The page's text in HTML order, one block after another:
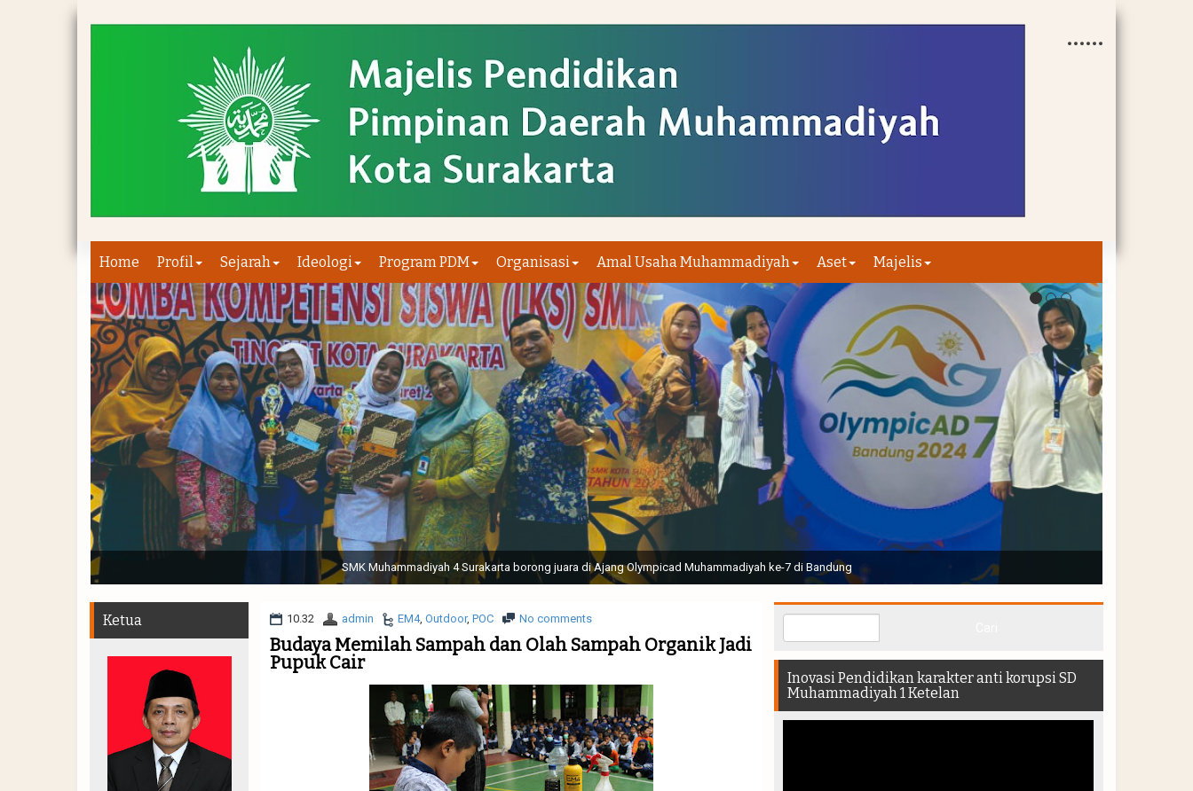
Home Profil Sejarah Ideologi Program PDM Organisasi Amal Usaha Muhammadiyah Aset Majelis
Sabtu, 19 November 2022. (dari kiri) Pertunjukan Tapak Suci Perguruan Muhammadiyah ( TSPM ) di Stadion Manahan Solo || Ir. H. Joko Widodo selaku Presiden RI membuka Acara Muktamar
Muhammadiyah 48 || Pertunjukan bendera dan tari memukau seluruh Muktamar dan Muktamirin yang hadir di dalam stadion
10.32 admin EM4, Outdoor, POC No comments
Budaya Memilah Sampah dan Olah Sampah Organik Jadi
Pupuk Cair
Ketua
Inovasi Pendidikan karakter anti korupsi SD
Muhammadiyah 1 Ketelan